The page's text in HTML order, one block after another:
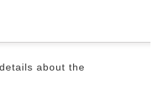
about the